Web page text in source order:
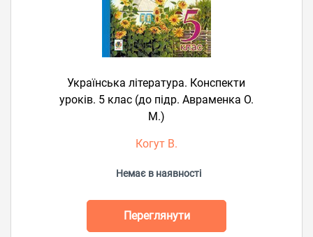
Українська література. Конспекти
уроків. 5 клас (до підр. Авраменка О.
М.)
Когут В.
Немає в наявності
Переглянути